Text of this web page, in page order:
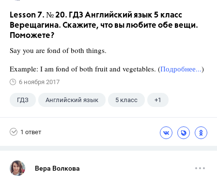
Lesson 7. № 20. ГДЗ Английский язык 5 класс
Верещагина. Скажите, что вы любите обе вещи.
Поможете?
Say you are fond of both things.
Example: I am fond of both fruit and vegetables. (Подробнее...)
6 ноября 2017
ГДЗ Английский язык 5 класс +1
1 ответ
Вера Волкова